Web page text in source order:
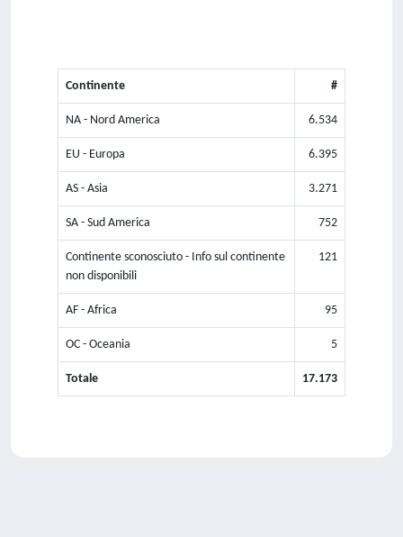
Continente #
NA - Nord America 6.534
EU - Europa 6.395
AS - Asia 3.271
SA - Sud America 752
Continente sconosciuto - Info sul continente
non disponibili
121
AF - Africa 95
OC - Oceania 5
Totale 17.173